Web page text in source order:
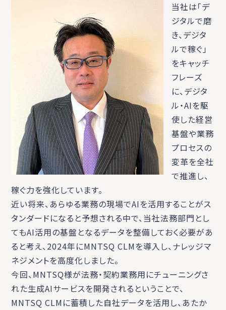
当社は「デ
ジタルで磨
き、デジタ
ルで稼ぐ」
をキャッチ
フレーズ
に、デジタ
ル・AIを駆
使した経営
基盤や業務
プロセスの
変革を全社
で推進し、
稼ぐ力を強化しています。
近い将来、あらゆる業務の現場でAIを活用することがス
タンダードになると予想される中で、当社法務部門とし
てもAI活用の基盤となるデータを整備しておく必要があ
ると考え、2024年にMNTSQ CLMを導入し、ナレッジマ
ネジメントを高度化しました。
今回、MNTSQ様が法務・契約業務用にチューニングさ
れた生成AIサービスを開発されるということで、
MNTSQ CLMに蓄積した自社データを活用し、あたか